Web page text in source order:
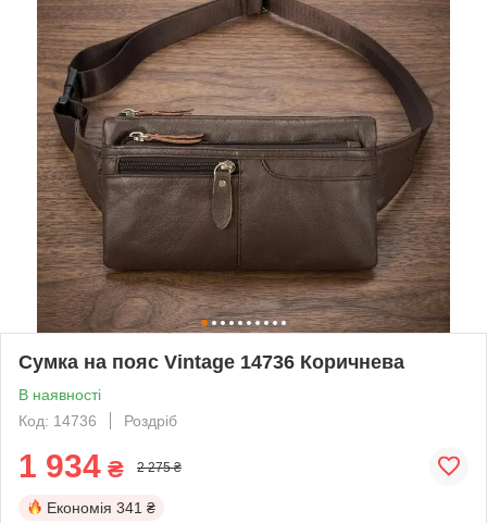
Сумка на пояс Vintage 14736 Коричнева
В наявності
Код: 14736
Роздріб
1 934 ₴ 2 275 ₴
Економія 341 ₴